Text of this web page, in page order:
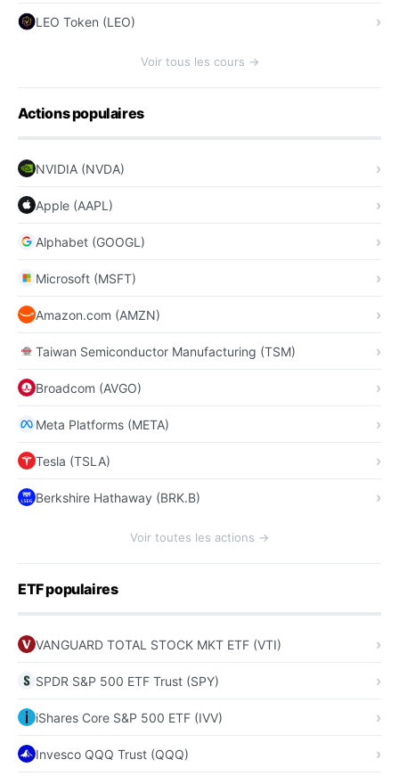
LEO Token (LEO)
Voir tous les cours →
Actions populaires
NVIDIA (NVDA)
Apple (AAPL)
Alphabet (GOOGL)
Microsoft (MSFT)
Amazon.com (AMZN)
Taiwan Semiconductor Manufacturing (TSM)
Broadcom (AVGO)
Meta Platforms (META)
Tesla (TSLA)
Berkshire Hathaway (BRK.B)
Voir toutes les actions →
ETF populaires
VANGUARD TOTAL STOCK MKT ETF (VTI)
SPDR S&P 500 ETF Trust (SPY)
iShares Core S&P 500 ETF (IVV)
Invesco QQQ Trust (QQQ)